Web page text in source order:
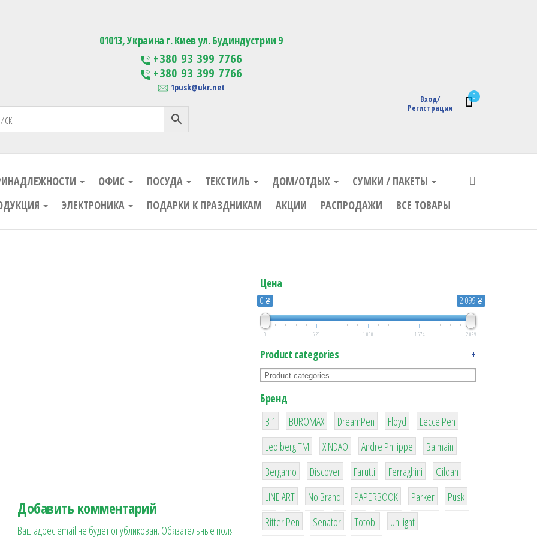
Изготовление сувенирной продукции с логотипом
0
Вход/
Регистрация
01013, Украина г. Киев ул. Будиндустрии 9
+380 93 399 7766
+380 93 399 7766
1pusk@ukr.net
ОФИС ПОСУДА ТЕКСТИЛЬ ДОМ/ОТДЫХ
СУМКИ / ПАКЕТЫ
ЭЛЕКТРОНИКА ПОДАРКИ К ПРАЗДНИКАМ АКЦИИ РАСПРОДАЖИ ВСЕ ТОВАРЫ
Добавить комментарий
Ваш адрес email не будет опубликован. Обязательные поля
Цена
0 ₴ 2 099 ₴
0 525 1 050 1 574 2 099
Product categories +
Бренд
B 1
1
BUROMAX
1
DreamPen
2
Floyd
2
Lecce Pen
3
Lediberg ТМ
3
XINDAO
1
Andre Philippe
4
Balmain
26
Bergamo
64
Discover
299
Farutti
4
Ferraghini
42
Gildan
4
LINE ART
90
No Brand
8
PAPERBOOK
6
Parker
2
Pusk
22
Ritter Pen
15
Senator
43
Totobi
1
Unilight